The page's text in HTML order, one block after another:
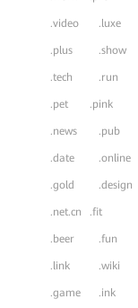
.video .luxe
.plus .show
.tech .run
.pet .pink
.news .pub
.date .online
.gold .design
.net.cn .fit
.beer .fun
.link .wiki
.game .ink